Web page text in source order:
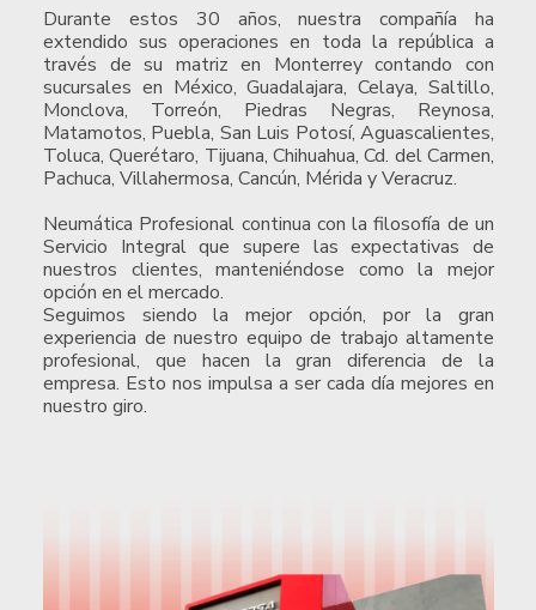
Durante estos 30 años, nuestra compañía ha
extendido sus operaciones en toda la república a
través de su matriz en Monterrey contando con
sucursales en México, Guadalajara, Celaya, Saltillo,
Monclova, Torreón, Piedras Negras, Reynosa,
Matamotos, Puebla, San Luis Potosí, Aguascalientes,
Toluca, Querétaro, Tijuana, Chihuahua, Cd. del Carmen,
Pachuca, Villahermosa, Cancún, Mérida y Veracruz.
Neumática Profesional continua con la filosofía de un
Servicio Integral que supere las expectativas de
nuestros clientes, manteniéndose como la mejor
opción en el mercado.
Seguimos siendo la mejor opción, por la gran
experiencia de nuestro equipo de trabajo altamente
profesional, que hacen la gran diferencia de la
empresa. Esto nos impulsa a ser cada día mejores en
nuestro giro.